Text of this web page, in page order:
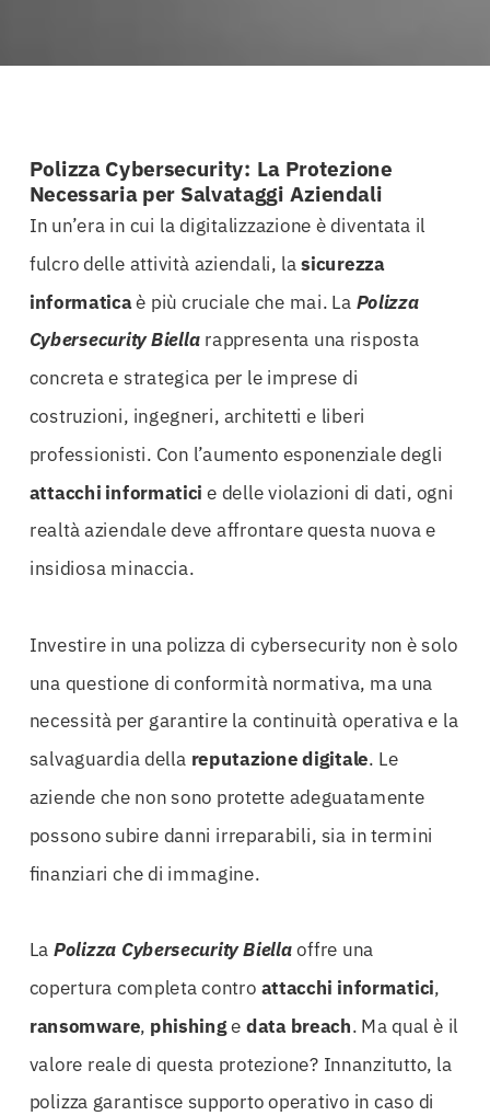
Polizza Cybersecurity: La Protezione
Necessaria per Salvataggi Aziendali
In un’era in cui la digitalizzazione è diventata il
fulcro delle attività aziendali, lasicurezza
informaticaè più cruciale che mai. La Polizza
Cybersecurity Biella rappresenta una risposta
concreta e strategica per le imprese di
costruzioni, ingegneri, architetti e liberi
professionisti. Con l’aumento esponenziale degli
attacchi informatici e delle violazioni di dati, ogni
realtà aziendale deve affrontare questa nuova e
insidiosa minaccia.
Investire in una polizza di cybersecurity non è solo
una questione di conformità normativa, ma una
necessità per garantire la continuità operativa e la
salvaguardia della reputazione digitale. Le
aziende che non sono protette adeguatamente
possono subire danni irreparabili, sia in termini
finanziari che di immagine.
LaPolizza Cybersecurity Biellaoffre una
copertura completa contro attacchi informatici,
ransomware, phishinge data breach. Ma qual è il
valore reale di questa protezione? Innanzitutto, la
polizza garantisce supporto operativo in caso di